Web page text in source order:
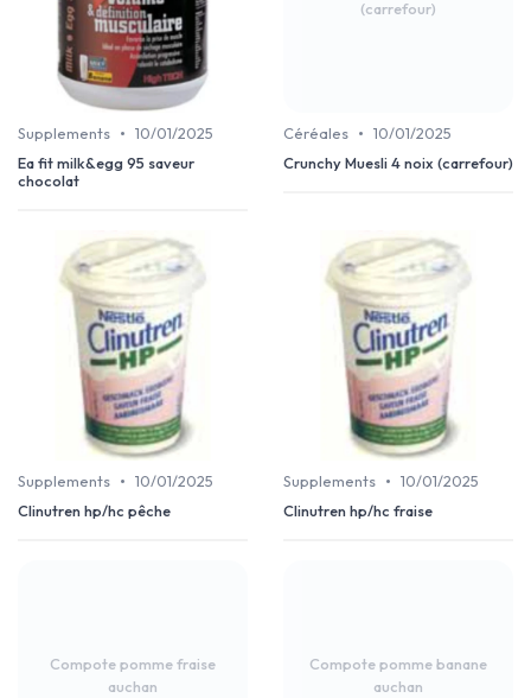
Supplements • 10/01/2025
Ea fit milk&egg 95 saveur
chocolat
(carrefour)
Céréales • 10/01/2025
Crunchy Muesli 4 noix (carrefour)
Supplements • 10/01/2025
Clinutren hp/hc pêche
Supplements • 10/01/2025
Clinutren hp/hc fraise
Compote pomme fraise
auchan
Compote pomme banane
auchan